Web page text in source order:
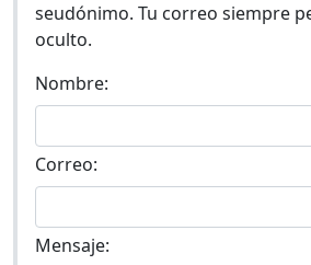
seudónimo. Tu correo siempre
oculto.
Nombre:
Correo:
Mensaje: